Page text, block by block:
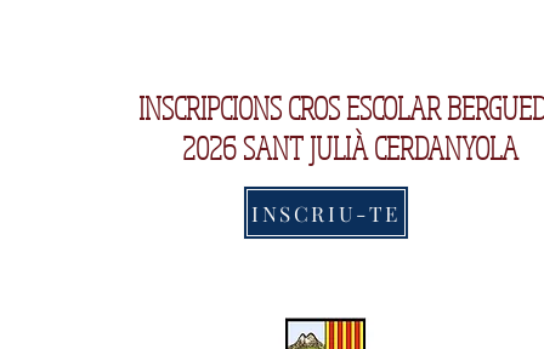
INSCRIPCIONS CROS ESCOLAR
2026 SANT JULIÀ CERDANYOLA
INSCRIU-TE